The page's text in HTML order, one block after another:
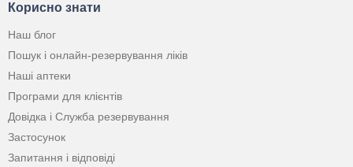
Корисно знати
Наш блог
Пошук і онлайн-резервування ліків
Наші аптеки
Програми для клієнтів
Довідка і Служба резервування
Застосунок
Запитання і відповіді